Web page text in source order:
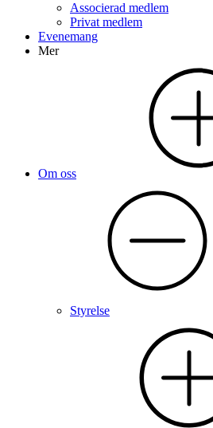
Associerad medlem
Privat medlem
Evenemang
Mer
Om oss
Styrelse